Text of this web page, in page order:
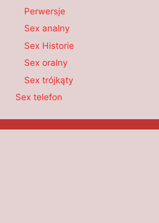
Perwersje
Sex analny
Sex Historie
Sex oralny
Sex trójkąty
Sex telefon